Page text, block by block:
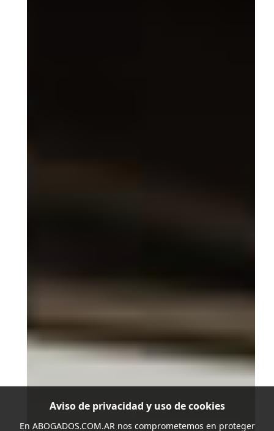
Aviso de privacidad y uso de cookies
En ABOGADOS.COM.ARnos comprometemos en proteger